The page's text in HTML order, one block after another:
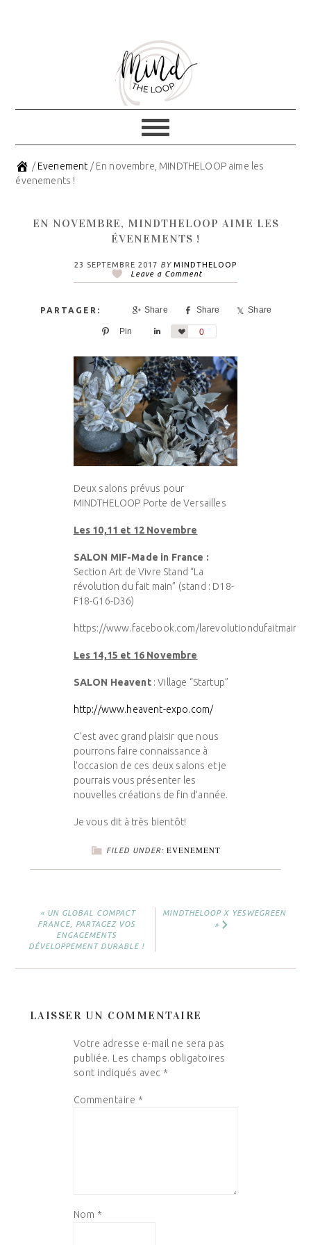
/ Evenement /En novembre, MINDTHELOOP aime les
évenements !
EN NOVEMBRE, MINDTHELOOP AIME LES
ÉVENEMENTS !
23 SEPTEMBRE 2017 BY MINDTHELOOP
Leave a Comment
Share Share Share
Pin Share 0
Love
Deux salons prévus pour
MINDTHELOOP Porte de Versailles
Les 10,11 et 12 Novembre
SALON MIF-Made in France :
Section Art de Vivre Stand “La
révolution du fait main” (stand : D18-
F18-G16-D36)
https://www.facebook.com/larevolutiondufaitmain
Les 14,15 et 16 Novembre
SALON Heavent: Village “Startup”
http://www.heavent-expo.com/
C’est avec grand plaisir que nous
pourrons faire connaissance à
l’occasion de ces deux salons et je
pourrais vous présenter les
nouvelles créations de fin d’année.
Je vous dit à très bientôt!
FILED UNDER: EVENEMENT
« UN GLOBAL COMPACT
FRANCE, PARTAGEZ VOS
ENGAGEMENTS
DÉVELOPPEMENT DURABLE !
MINDTHELOOP X YESWEGREEN
»
LAISSER UN COMMENTAIRE
Votre adresse e-mail ne sera pas
publiée. Les champs obligatoires
sont indiqués avec *
Commentaire *
Nom *